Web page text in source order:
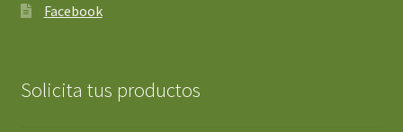
Facebook
Solicita tus productos